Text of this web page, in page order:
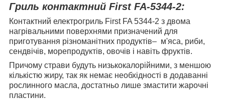
Гриль контактний First FA-5344-2:
Контактний електрогриль First FA 5344-2 з двома
нагрівальними поверхнями призначений для
приготування різноманітних продуктів– м'яса, риби,
сендвічів, морепродуктів, овочів і навіть фруктів.
Причому страви будуть низькокалорійними, з меншою
кількістю жиру, так як немає необхідності в додаванні
рослинного масла, достатньо лише змастити жарочні
пластини.